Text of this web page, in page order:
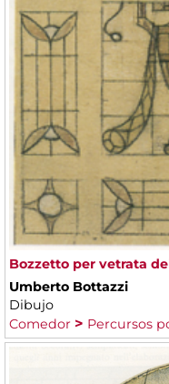
Bozzetto per vetrata
Umberto Bottazzi
Dibujo
Comedor
Percursos